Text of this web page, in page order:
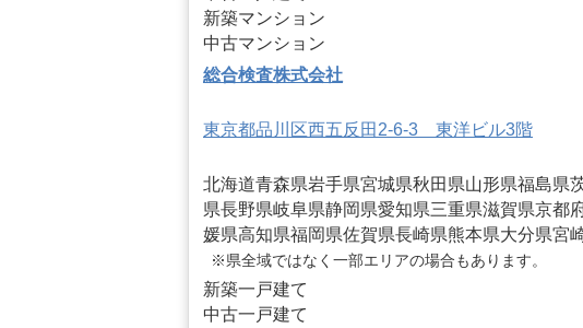
新築マンション
中古マンション
総合検査株式会社
東京都品川区西五反田2-6-3 東洋ビル3階
北海道青森県岩手県宮城県秋田県山形県福島県
県長野県岐阜県静岡県愛知県三重県滋賀県京都
媛県高知県福岡県佐賀県長崎県熊本県大分県宮
※県全域ではなく一部エリアの場合もあります。
新築一戸建て
中古一戸建て